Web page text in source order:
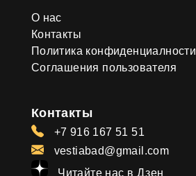
О нас
Контакты
Политика конфиденциалности
Соглашения пользователя
Контакты
+7 916 167 51 51
vestiabad@gmail.com
Читайте нас в Дзен